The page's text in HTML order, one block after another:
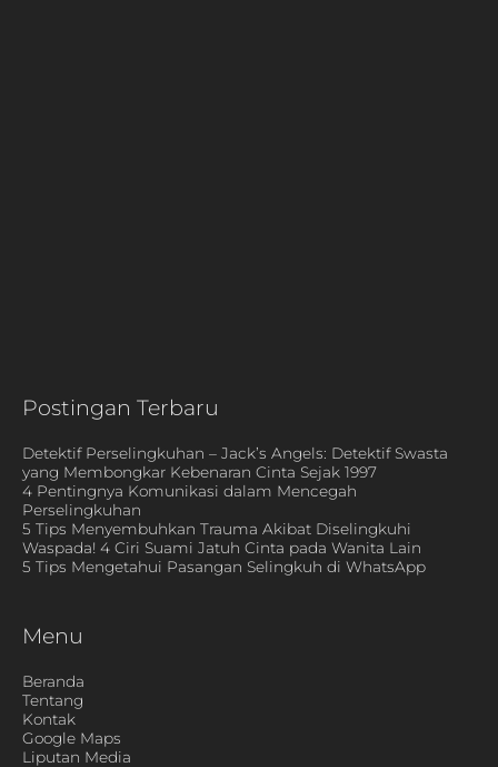
Postingan Terbaru
Detektif Perselingkuhan – Jack’s Angels: Detektif Swasta
yang Membongkar Kebenaran Cinta Sejak 1997
4 Pentingnya Komunikasi dalam Mencegah
Perselingkuhan
5 Tips Menyembuhkan Trauma Akibat Diselingkuhi
Waspada! 4 Ciri Suami Jatuh Cinta pada Wanita Lain
5 Tips Mengetahui Pasangan Selingkuh di WhatsApp
Menu
Beranda
Tentang
Kontak
Google Maps
Liputan Media